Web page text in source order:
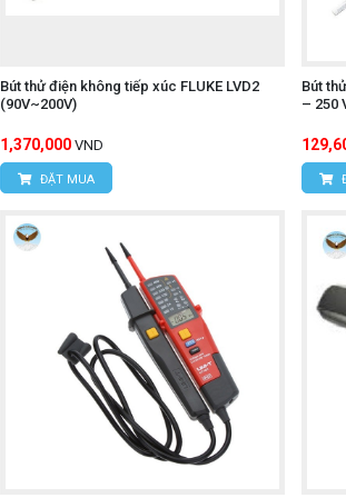
Nếu có điện áp, đèn LED ở đầu bút
nguồn điện.
Nếu không có điện áp, đèn LED sẽ
Tắt đèn pin (nếu dùng): Nếu đã bật
Tắt nguồn bút: Tắt nguồn bút khi
Tìm hiểu thêm:
Máy đo điện trở thấp
Ứng dụng phổ biến
Kyoritsu 5711 là công cụ lý tưởng cho:
Kiểm tra nhanh sự có mặt của điện
Xác định dây nóng (Live wire):
Tìm cầu chì bị nổ: Trong hộp cầu chì.
Phát hiện đứt dây: Trong các dây
Bút thử điện không tiếp xúc FLUKE LVD2
(90V~200V)
1,370,000 VND
ĐẶT MUA
Bút
– 250